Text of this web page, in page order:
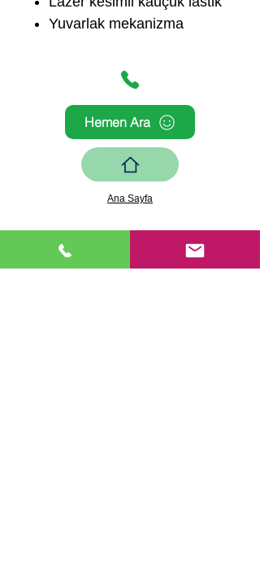
Yuvarlak mekanizma
Hemen Ara
Ana Sayfa